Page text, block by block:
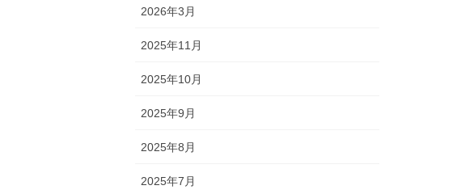
2026年3月
2025年11月
2025年10月
2025年9月
2025年8月
2025年7月